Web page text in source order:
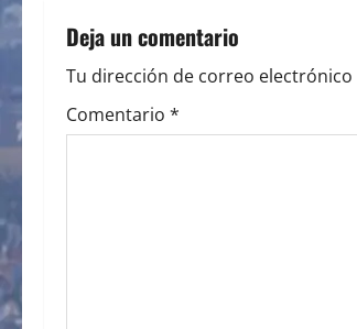
n
a
v
Deja un comentario
Tu dirección de correo
Comentario *